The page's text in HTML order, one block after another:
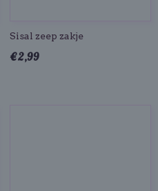
Sisal zeep zakje
€ 2,99